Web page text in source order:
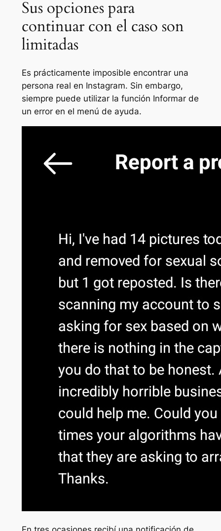
Sus opciones para
continuar con el caso son
limitadas
Es prácticamente imposible encontrar una
persona real en Instagram. Sin embargo,
siempre puede utilizar la función Informar de
un error en el menú de ayuda.